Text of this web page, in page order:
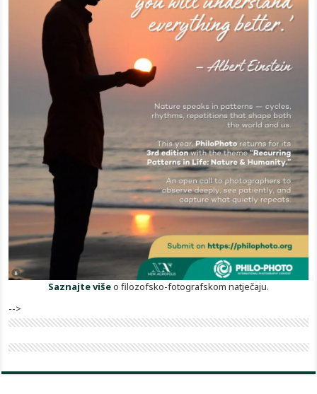
Saznajte višeo filozofsko-fotografskom natječaju.
-->